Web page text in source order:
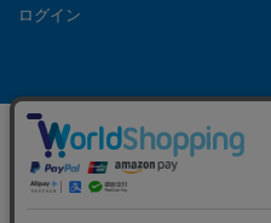
ログイン